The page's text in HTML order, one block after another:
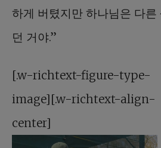
하게 버텼지만 하나님은 다른
던 거야.”
[.w-richtext-figure-type-
image][.w-richtext-align-
center]